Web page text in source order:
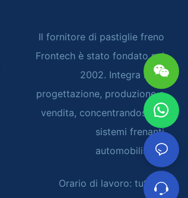
Il fornitore di pastiglie freno
Frontech è stato fondato nel
2002. Integra R&D,
progettazione, produzione e
vendita, concentrandosi sui
sistemi frenanti
automobilistici
Orario di lavoro: tutto il